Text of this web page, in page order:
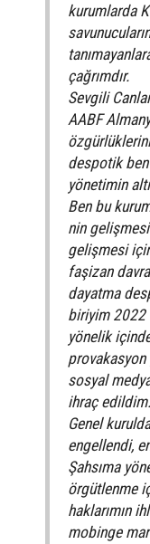
kurumlarda
çağrımdır.
Sevgili Canlar
AABF
despotik
yönetimin
Ben bu
nin gelişmesi
gelişmesi
faşizan
dayatma
biriyim 2022
yönelik
sosyal
ihraç edildim.
Genel
engellendi,
Şahsıma
örgütlenme
haklarımın
mobinge